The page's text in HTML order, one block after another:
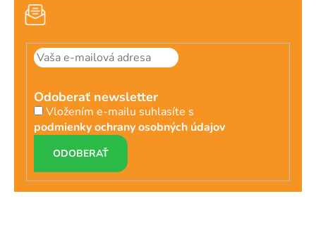
Odoberať newsletter
Vložením e-mailu suhlasíte s
podmienky ochrany osobných údajov
PRIHLÁSIŤ
SA